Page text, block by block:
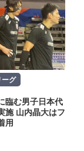
ーグ
臨む男子日本代
施 山内晶大はフ
用